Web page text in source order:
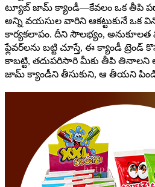
ట్యూబ్ జామ్ క్యాండీ—కేవలం ఒక తీపి
అన్ని వయసుల వారిని ఆకట్టుకునే ఒక
కార్యకలాపం. దీని సౌలభ్యం,
ఫ్లేవర్‌లను బట్టి చూస్తే, ఈ క్యాండీ
కాబట్టి, తదుపరిసారి మీకు తీపి తినాలని
జామ్ క్యాండీని తీసుకుని, ఆ తీయని